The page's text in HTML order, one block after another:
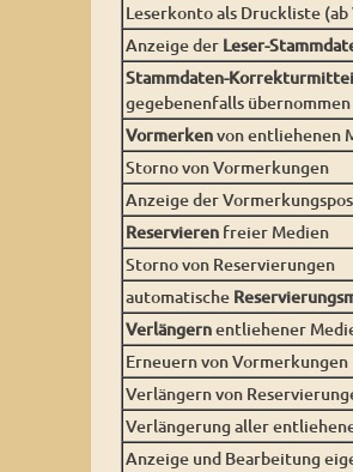
Leserkonto als Druckliste (ab
Anzeige der Leser-
Stammdaten-
gegebenenfalls
Vormerkenvon entliehenen
Storno von Vormerkungen
Anzeige der
Reservieren freier Medien
Storno von Reservierungen
automatische
Verlängernentliehener
Erneuern von
Verlängern von
Verlängerung aller
Anzeige und Bearbeitung